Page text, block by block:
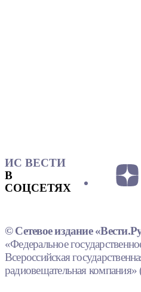
ИС ВЕСТИ
В
СОЦСЕТЯХ
© Сетевое издание
«Федеральное
Всероссийская
радиовещательная